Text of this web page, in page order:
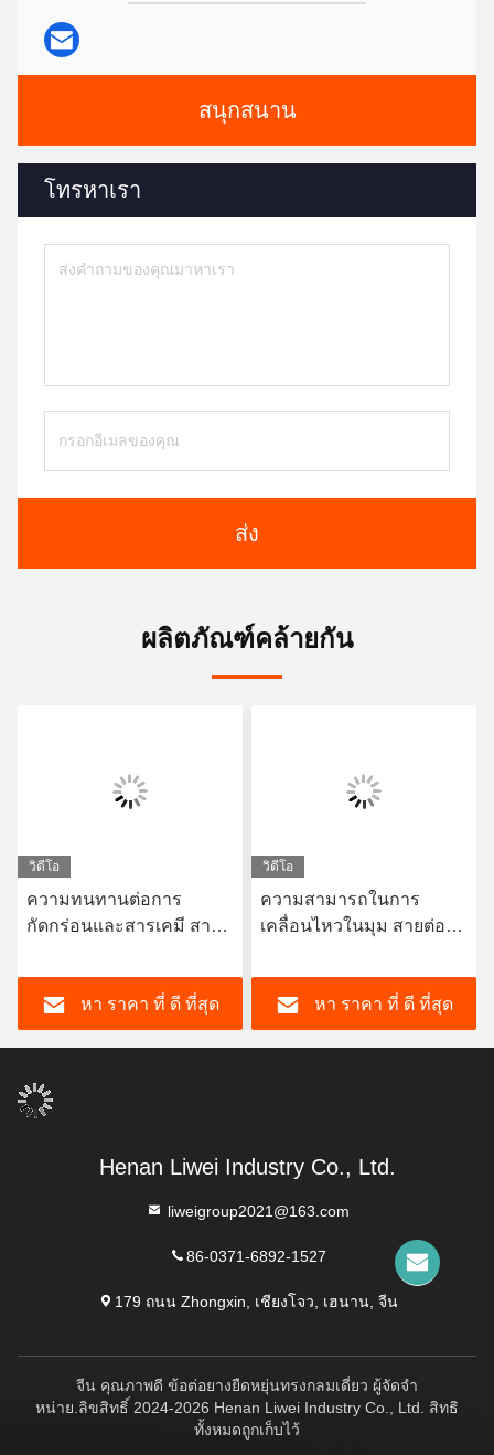
สนุกสนาน
โทรหาเรา
ส่ง
ผลิตภัณฑ์คล้ายกัน
วิดีโอ
ความทนทานต่อการ
กัดกร่อนและสารเคมี สาย
ยืดหยุ่นสูง ออกแบบมาเพื่อ
ปิดในสภาพเคมีและการ
กัดกร่อน
หา ราคา ที่ ดี ที่สุด
วิดีโอ
ความสามารถในการ
เคลื่อนไหวในมุม สายต่อ
สั่งของลูกค้า
หา ราคา ที่ ดี ที่สุด
Henan Liwei Industry Co., Ltd.
liweigroup2021@163.com
86-0371-6892-1527
179 ถนน Zhongxin, เชียงโจว, เฮนาน, จีน
จีน คุณภาพดี ข้อต่อยางยืดหยุ่นทรงกลมเดี่ยว ผู้จัดจํา
หน่าย.ลิขสิทธิ์ 2024-2026 Henan Liwei Industry Co., Ltd. สิทธิ
ทั้งหมดถูกเก็บไว้